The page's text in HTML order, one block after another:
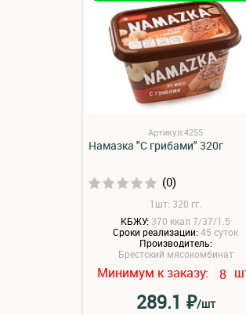
Артикул:4255
Намазка "С грибами" 320г
(0)
1шт: 320 гг.
КБЖУ: 370 ккал 7/37/1.5
Сроки реализации:45 суток
Производитель:
Брестский мясокомбинат
Минимум к заказу: 8
289.1 ₽/шт